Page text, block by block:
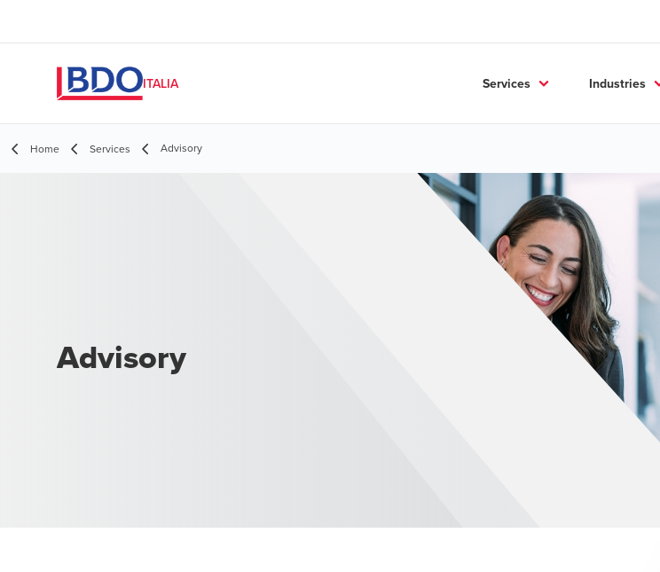
ITALIA Services Industries
Home Services Advisory
Advisory